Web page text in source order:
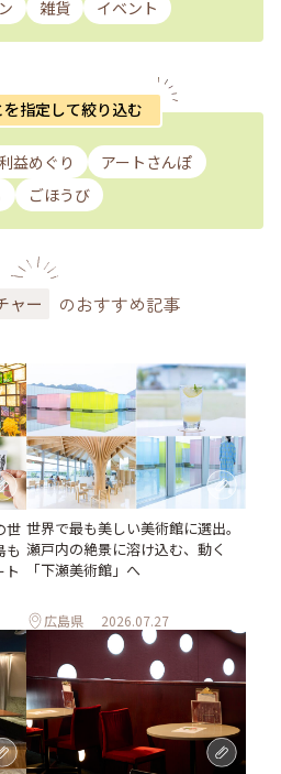
雑貨 イベント
を指定して絞り込む
益めぐり
アートさんぽ
ごほうび
ャー のおすすめ記事
世
も
ト
世界で最も美しい美術館に選出。
瀬戸内の絶景に溶け込む、動く
「下瀬美術館」へ
広島県 2026.07.27